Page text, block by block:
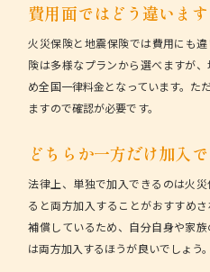
費用面ではどう違います
火災保険と地震保険では費用にも
険は多様なプランから選べますが
め全国一律料金となっています。た
ますので確認が必要です。
どちらか一方だけ加入
法律上、単独で加入できるのは火
ると両方加入することがおすすめ
補償しているため、自分自身や家
は両方加入するほうが良いでしょう。